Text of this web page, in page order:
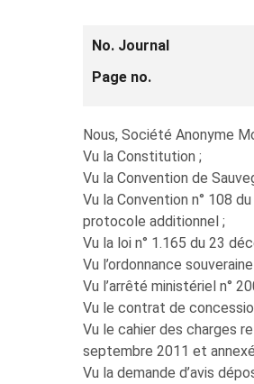
No. Journal
Page no.
Nous, Société Anonyme
Vu la Constitution ;
Vu la Convention de
Vu la Convention n° 108
protocole additionnel ;
Vu la loi n° 1.165 du 23
Vu l’ordonnance
Vu l’arrêté ministériel n°
Vu le contrat de
Vu le cahier des charges
septembre 2011 et
Vu la demande d’avis